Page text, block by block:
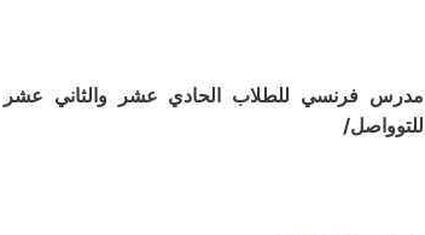
مدرس فرنسي للطلاب الحادي عشر والثاني عشر
للتوواصل/